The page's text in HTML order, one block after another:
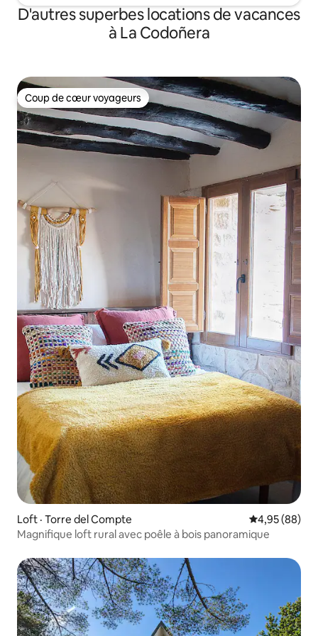
D'autres superbes locations de vacances
à La Codoñera
Coup de cœur voyageurs
Coup de cœur voyageurs
Loft · Torre del Compte Note
4,95 (88)
Magnifique loft rural avec poêle à bois panoramique